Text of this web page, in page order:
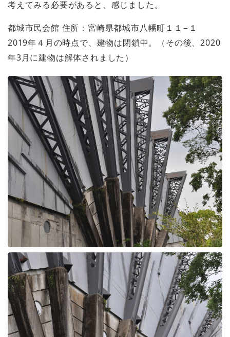
考えてみる必要があると、感じました。
都城市民会館 住所：宮崎県都城市八幡町１１−１
2019年４月の時点で、建物は閉鎖中。（その後、2020
年3月に建物は解体されました）